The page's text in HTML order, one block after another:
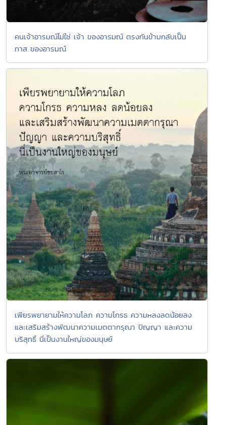
คนเจ้าอารมณ์ไม่ใช่ เจ้า ของอารมณ์ ตรงกันข้ามกลับเป็น
ทาส ของอารมณ์
เพียรพยายามให้ความโลภ ความโกรธ ความหลงลดน้อยลง
และเสริมสร้างพัฒนาความเมตตากรุณา ปัญญา และความ
บริสุทธิ์ นี่เป็นงานใหญ่ของมนุษย์